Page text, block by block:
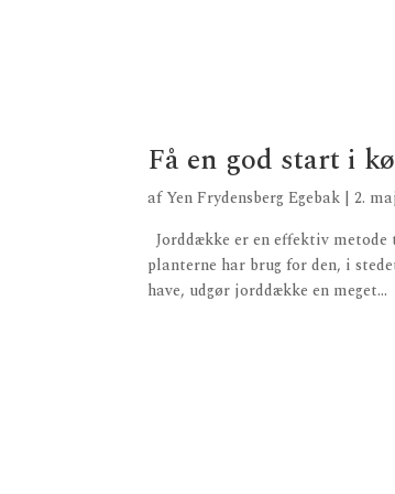
Få en god start i
afYen Frydensberg Egebak |2.
Jorddække er en effektiv
planterne har brug for den, i
have, udgør jorddække en meget...